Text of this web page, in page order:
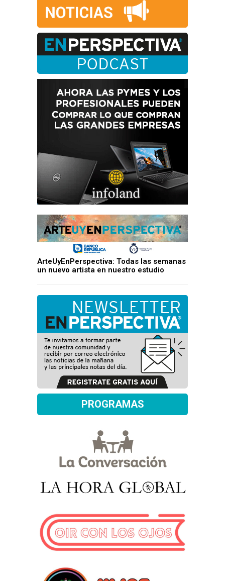
ArteUyEnPerspectiva: Todas las semanas
un nuevo artista en nuestro estudio
PROGRAMAS